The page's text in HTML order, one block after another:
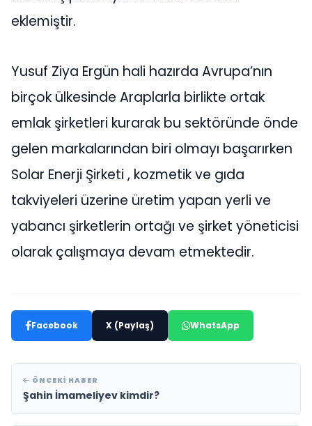
eklemiştir.
Yusuf Ziya Ergün hali hazırda Avrupa’nın
birçok ülkesinde Araplarla birlikte ortak
emlak şirketleri kurarak bu sektöründe önde
gelen markalarından biri olmayı başarırken
Solar Enerji Şirketi , kozmetik ve gıda
takviyeleri üzerine üretim yapan yerli ve
yabancı şirketlerin ortağı ve şirket yöneticisi
olarak çalışmaya devam etmektedir.
Facebook X (Paylaş) WhatsApp
ÖNCEKI HABER
Şahin İmameliyev kimdir?